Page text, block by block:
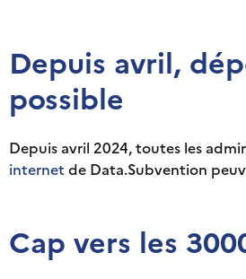
Depuis avril,
possible
Depuis avril 2024, toutes les
internetde Data.Subvention
Cap vers les